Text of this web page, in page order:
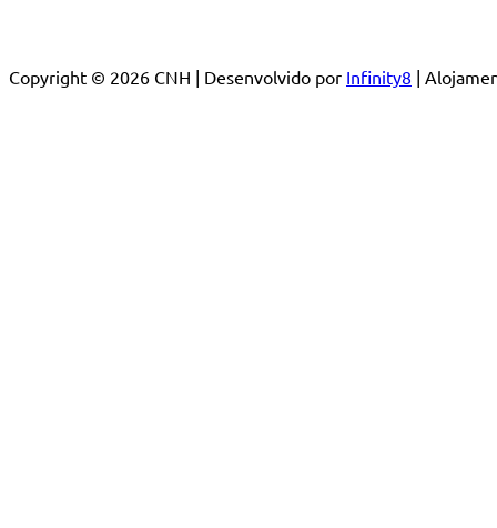
Copyright © 2026 CNH | Desenvolvido por Infinity8 |